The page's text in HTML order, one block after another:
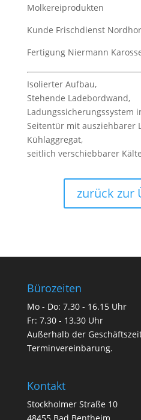
Molkereiprodukten
Kunde Frischdienst
Fertigung Niermann
Isolierter Aufbau,
Stehende Ladebordwand,
Ladungssicherungssystem
Seitentür mit ausziehbarer
Kühlaggregat,
seitlich verschiebbarer
zurück zur
Bürozeiten
Mo - Do: 7.30 - 16.15 Uhr
Fr: 7.30 - 13.30 Uhr
Außerhalb der
Terminvereinbarung.
Kontakt
Stockholmer Straße 10
48455 Bad Bentheim